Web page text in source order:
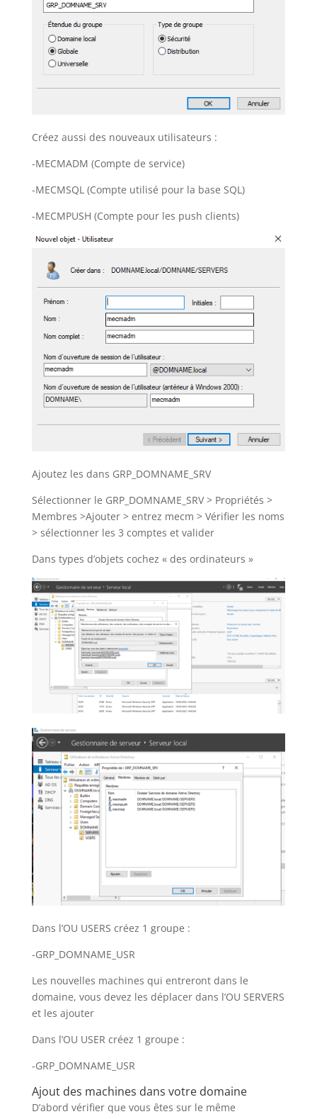
Créez aussi des nouveaux utilisateurs :
-MECMADM (Compte de service)
-MECMSQL (Compte utilisé pour la base SQL)
-MECMPUSH (Compte pour les push clients)
Ajoutez les dans GRP_DOMNAME_SRV
Sélectionner le GRP_DOMNAME_SRV > Propriétés >
Membres >Ajouter > entrez mecm > Vérifier les noms
> sélectionner les 3 comptes et valider
Dans types d’objets cochez « des ordinateurs »
Dans l’OU USERS créez 1 groupe :
-GRP_DOMNAME_USR
Les nouvelles machines qui entreront dans le
domaine, vous devez les déplacer dans l’OU SERVERS
et les ajouter
Dans l’OU USER créez 1 groupe :
-GRP_DOMNAME_USR
Ajout des machines dans votre domaine
D’abord vérifier que vous êtes sur le même